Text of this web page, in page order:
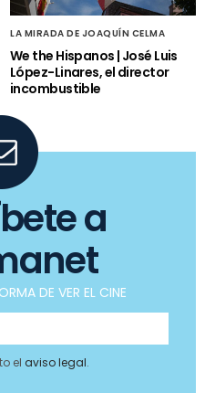
LA MIRADA DE JOAQUÍN CELMA
We the Hispanos | José Luis
López-Linares, el director
incombustible
a
DE VER EL CINE
el aviso legal.